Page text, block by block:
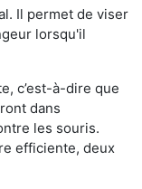
Il permet de viser
lorsqu'il
c’est-à-dire que
dans
les souris.
efficiente, deux